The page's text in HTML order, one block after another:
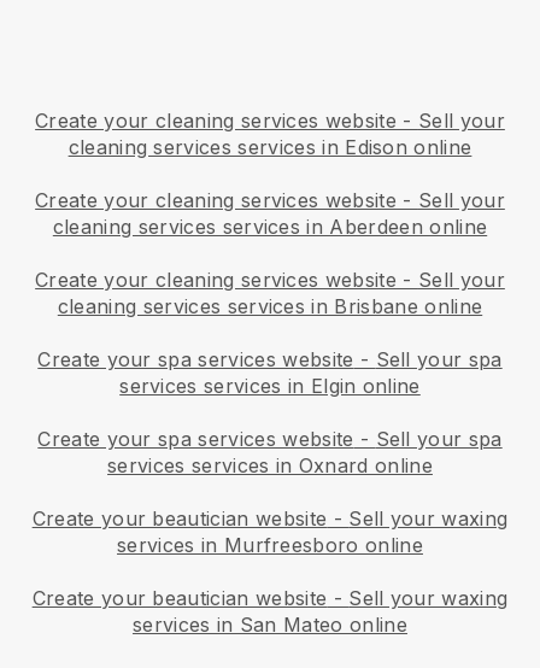
Create your cleaning services website - Sell your
cleaning services services in Edison online
Create your cleaning services website - Sell your
cleaning services services in Aberdeen online
Create your cleaning services website - Sell your
cleaning services services in Brisbane online
Create your spa services website - Sell your spa
services services in Elgin online
Create your spa services website - Sell your spa
services services in Oxnard online
Create your beautician website - Sell your waxing
services in Murfreesboro online
Create your beautician website - Sell your waxing
services in San Mateo online